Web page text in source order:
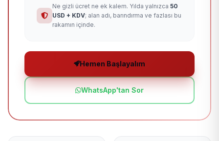
Ne gizli ücret ne ek kalem. Yılda yalnızca 50
USD + KDV; alan adı, barındırma ve fazlası bu
rakamın içinde.
Hemen Başlayalım
WhatsApp'tan Sor